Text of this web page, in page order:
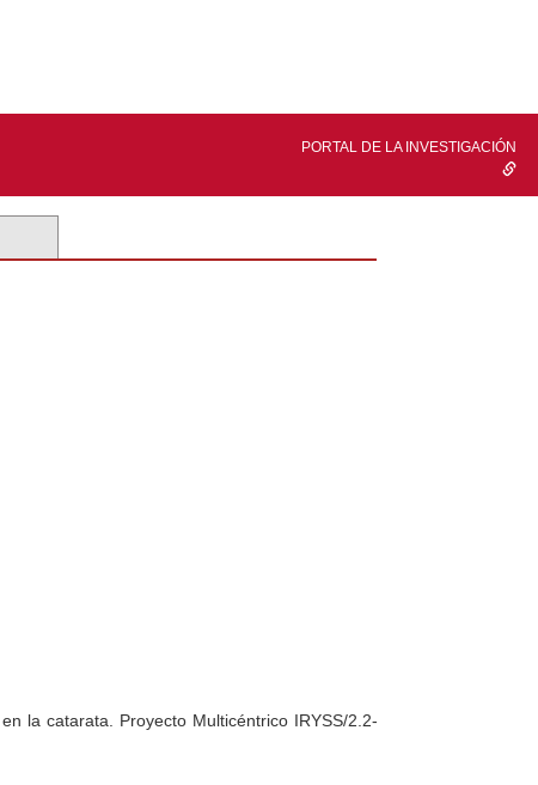
PORTAL DE LA INVESTIGACIÓN
la catarata. Proyecto Multicéntrico IRYSS/2.2-